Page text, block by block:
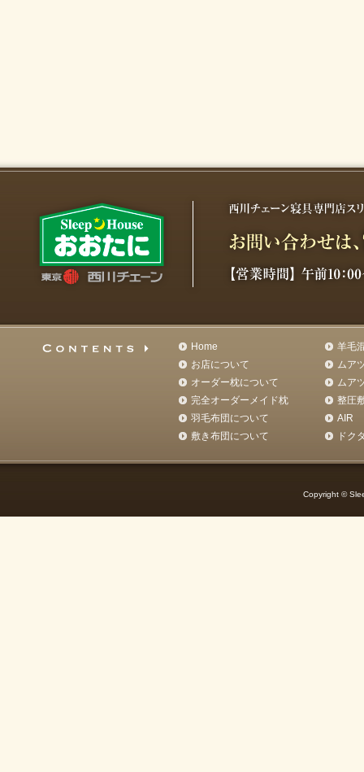
Home
お店について
オーダー枕について
完全オーダーメイド枕
羽毛布団について
敷き布団について
羊毛
ムア
ムア
整圧
AIR
ドク
Copyright ©